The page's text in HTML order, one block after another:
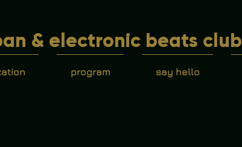
& electronic beats club
program say hello